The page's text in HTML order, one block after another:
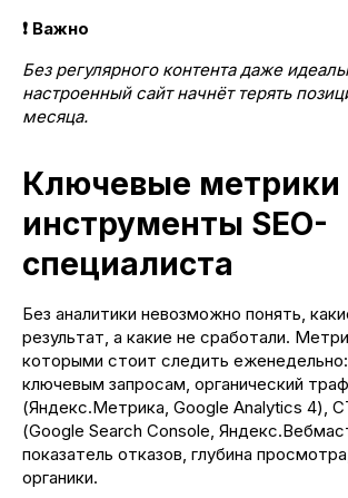
❗ Важно
Без регулярного контента даже
настроенный сайт начнёт терять
месяца.
Ключевые метрики
инструменты SEO-
специалиста
Без аналитики невозможно понять,
результат, а какие не сработали.
которыми стоит следить еженедельно:
ключевым запросам, органический
(Яндекс.Метрика, Google Analytics 4),
(Google Search Console,
показатель отказов, глубина
органики.
+7 (937) 555-000-4